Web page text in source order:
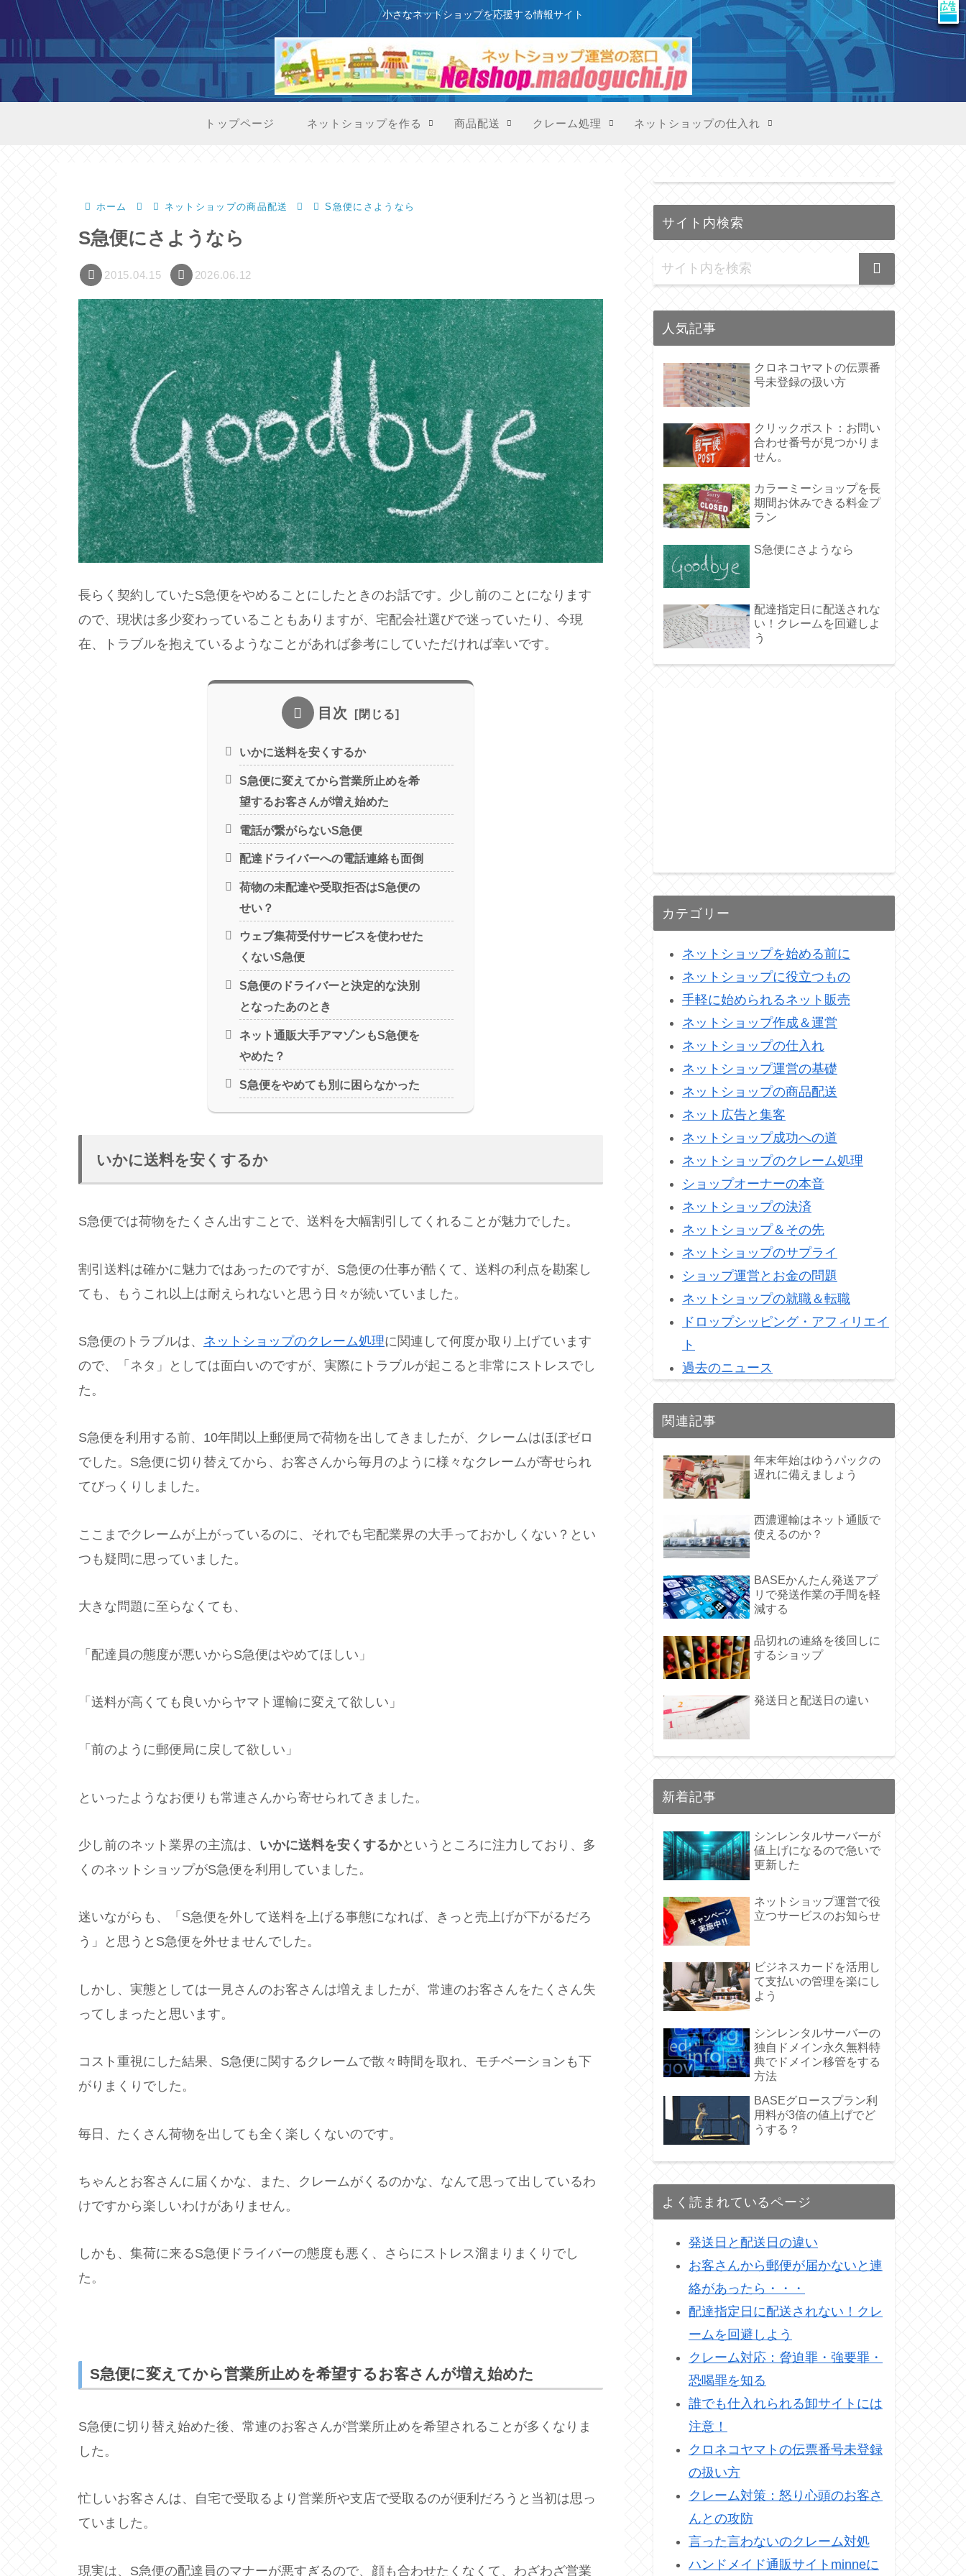
X
このサイトはプロモーションを含みます
小さなネットショップを応援する情報サイト
トップページ ネットショップを作る 商品配送 クレーム処理 ネットショップの仕入れ
ホーム ネットショップの商品配送 S急便にさようなら
S急便にさようなら
2015.04.15 2026.06.12
長らく契約していたS急便をやめることにしたときのお話です。少し前のことになります
ので、現状は多少変わっていることもありますが、宅配会社選びで迷っていたり、今現
在、トラブルを抱えているようなことがあれば参考にしていただければ幸いです。
目次
いかに送料を安くするか
S急便に変えてから営業所止めを希
望するお客さんが増え始めた
電話が繋がらないS急便
配達ドライバーへの電話連絡も面倒
荷物の未配達や受取拒否はS急便の
せい？
ウェブ集荷受付サービスを使わせた
くないS急便
S急便のドライバーと決定的な決別
となったあのとき
ネット通販大手アマゾンもS急便を
やめた？
S急便をやめても別に困らなかった
いかに送料を安くするか
S急便では荷物をたくさん出すことで、送料を大幅割引してくれることが魅力でした。
割引送料は確かに魅力ではあったのですが、S急便の仕事が酷くて、送料の利点を勘案し
ても、もうこれ以上は耐えられないと思う日々が続いていました。
S急便のトラブルは、 ネットショップのクレーム処理に関連して何度か取り上げています
ので、「ネタ」としては面白いのですが、実際にトラブルが起こると非常にストレスでし
た。
S急便を利用する前、10年間以上郵便局で荷物を出してきましたが、クレームはほぼゼロ
でした。S急便に切り替えてから、お客さんから毎月のように様々なクレームが寄せられ
てびっくりしました。
ここまでクレームが上がっているのに、それでも宅配業界の大手っておかしくない？とい
つも疑問に思っていました。
大きな問題に至らなくても、
「配達員の態度が悪いからS急便はやめてほしい」
「送料が高くても良いからヤマト運輸に変えて欲しい」
「前のように郵便局に戻して欲しい」
といったようなお便りも常連さんから寄せられてきました。
少し前のネット業界の主流は、 いかに送料を安くするかというところに注力しており、多
くのネットショップがS急便を利用していました。
迷いながらも、「S急便を外して送料を上げる事態になれば、きっと売上げが下がるだろ
う」と思うとS急便を外せませんでした。
しかし、実態としては一見さんのお客さんは増えましたが、常連のお客さんをたくさん失
ってしまったと思います。
コスト重視にした結果、S急便に関するクレームで散々時間を取れ、モチベーションも下
がりまくりでした。
毎日、たくさん荷物を出しても全く楽しくないのです。
ちゃんとお客さんに届くかな、また、クレームがくるのかな、なんて思って出しているわ
けですから楽しいわけがありません。
しかも、集荷に来るS急便ドライバーの態度も悪く、さらにストレス溜まりまくりでし
た。
S急便に変えてから営業所止めを希望するお客さんが増え始めた
S急便に切り替え始めた後、常連のお客さんが営業所止めを希望されることが多くなりま
した。
忙しいお客さんは、自宅で受取るより営業所や支店で受取るのが便利だろうと当初は思っ
ていました。
現実は、S急便の配達員のマナーが悪すぎるので、顔も合わせたくなくて、わざわざ営業
サイト内検索
人気記事
クロネコヤマトの伝票番
号未登録の扱い方
クリックポスト：お問い
合わせ番号が見つかりま
せん。
カラーミーショップを長
期間お休みできる料金プ
ラン
S急便にさようなら
配達指定日に配送されな
い！クレームを回避しよ
う
カテゴリー
ネットショップを始める前に
ネットショップに役立つもの
手軽に始められるネット販売
ネットショップ作成＆運営
ネットショップの仕入れ
ネットショップ運営の基礎
ネットショップの商品配送
ネット広告と集客
ネットショップ成功への道
ネットショップのクレーム処理
ショップオーナーの本音
ネットショップの決済
ネットショップ＆その先
ネットショップのサプライ
ショップ運営とお金の問題
ネットショップの就職＆転職
ドロップシッピング・アフィリエイ
ト
過去のニュース
関連記事
年末年始はゆうパックの
遅れに備えましょう
西濃運輸はネット通販で
使えるのか？
BASEかんたん発送アプ
リで発送作業の手間を軽
減する
品切れの連絡を後回しに
するショップ
発送日と配送日の違い
新着記事
シンレンタルサーバーが
値上げになるので急いで
更新した
ネットショップ運営で役
立つサービスのお知らせ
ビジネスカードを活用し
て支払いの管理を楽にし
よう
シンレンタルサーバーの
独自ドメイン永久無料特
典でドメイン移管をする
方法
BASEグロースプラン利
用料が3倍の値上げでど
うする？
よく読まれているページ
発送日と配送日の違い
お客さんから郵便が届かないと連
絡があったら・・・
配達指定日に配送されない！クレ
ームを回避しよう
クレーム対応：脅迫罪・強要罪・
恐喝罪を知る
誰でも仕入れられる卸サイトには
注意！
クロネコヤマトの伝票番号未登録
の扱い方
クレーム対策：怒り心頭のお客さ
んとの攻防
言った言わないのクレーム対処
ハンドメイド通販サイトminneに